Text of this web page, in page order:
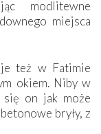
modlitewne
miejsca
też w Fatimie
okiem. Niby w
on jak może
bryły, z